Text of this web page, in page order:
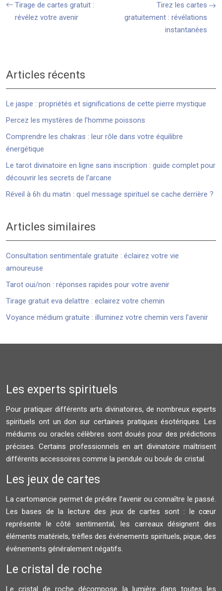
Tirage de cartes gratuit :
révélez votre avenir
Tirez les cartes
gratuitement : révélations
instantanées
Articles récents
Le jaspe : propriétés et significations de cette pierre mystique
Percez les mystères de l’homme poissons
Comprendre les chakras : leur rôle dans votre équilibre
énergétique
Le tarot divinatoire en ligne sans inscription : guide complet pour
découvrir les secrets de l’arcane
Réveil à 6h du matin : quel message spirituel se cache derrière ?
Articles similaires
Consultation sentimentale gratuite : éclairez votre vie
amoureuse
Tarot oui/non : réponses rapides pour votre avenir
Tirage gratuit eva delattre : eclairez votre chemin
Voyance médium gratuite : illuminez votre chemin vers l’avenir
Les experts spirituels
Pour pratiquer différents arts divinatoires, de nombreux experts
spirituels ont un don sur certaines pratiques ésotériques. Les
médiums ou oracles célèbres sont doués pour des prédictions
précises. Certains professionnels en art divinatoire maîtrisent
différents accessoires comme la pendule ou boule de cristal.
Les jeux de cartes
La cartomancie permet de prédire l’avenir ou connaître le passé.
Les bases de la lecture des jeux de cartes sont : le cœur
représente le côté sentimental, les carreaux désignent des
éléments matériels, trèfles des événements spirituels, pique, des
événements généralement négatifs.
Le cristal de roche
Le cristal de roche décompose la lumière dans toutes les